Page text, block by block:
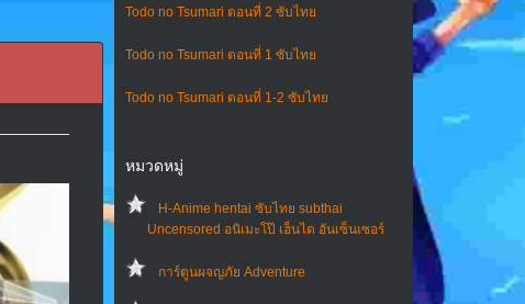
Todo no Tsumari ตอนที่ 2 ซับไทย
Todo no Tsumari ตอนที่ 1 ซับไทย
Todo no Tsumari ตอนที่ 1-2 ซับไทย
หมวดหมู่
H-Anime hentai ซับไทย subthai
Uncensored อนิเมะโป๊ เฮ็นไต อันเซ็นเซอร์
การ์ตูนผจญภัย Adventure